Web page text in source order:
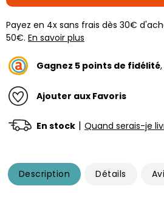
Payez en 4x sans frais dès 30€
50€. En savoir plus
Gagnez 5 points de fidélité,
Ajouter aux Favoris
En stock | Quand serais-je
Description Détails